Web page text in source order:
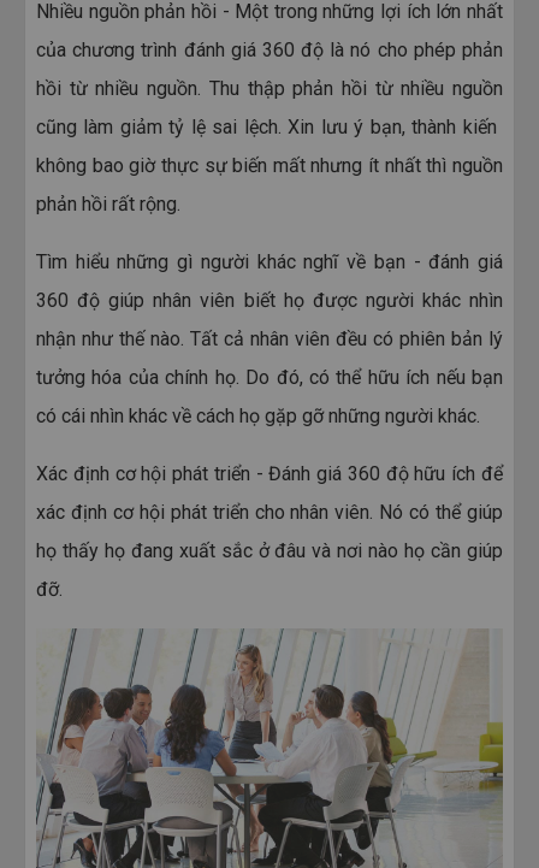
Nhiều nguồn phản hồi - Một trong những lợi ích lớn nhất
của chương trình đánh giá 360 độ là nó cho phép phản
hồi từ nhiều nguồn. Thu thập phản hồi từ nhiều nguồn
cũng làm giảm tỷ lệ sai lệch. Xin lưu ý bạn, thành kiến ​​
không bao giờ thực sự biến mất nhưng ít nhất thì nguồn
phản hồi rất rộng.
Tìm hiểu những gì người khác nghĩ về bạn - đánh giá
360 độ giúp nhân viên biết họ được người khác nhìn
nhận như thế nào. Tất cả nhân viên đều có phiên bản lý
tưởng hóa của chính họ. Do đó, có thể hữu ích nếu bạn
có cái nhìn khác về cách họ gặp gỡ những người khác.
Xác định cơ hội phát triển - Đánh giá 360 độ hữu ích để
xác định cơ hội phát triển cho nhân viên. Nó có thể giúp
họ thấy họ đang xuất sắc ở đâu và nơi nào họ cần giúp
đỡ.